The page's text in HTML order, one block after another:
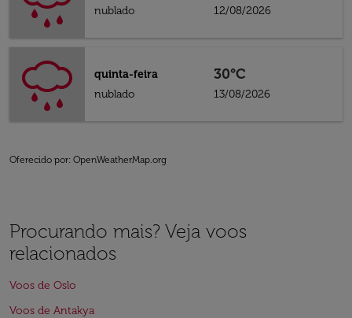
nublado
12/08/2026
quinta-feira
nublado
30°C
13/08/2026
Oferecido por: OpenWeatherMap.org
Procurando mais? Veja voos
relacionados
Voos de Oslo
Voos de Antakya